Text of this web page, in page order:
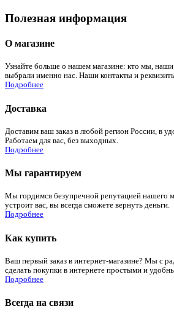
Полезная информация
О магазине
Узнайте больше о нашем магазине: кто мы,
выбрали именно нас. Наши контакты и
Подробнее
Доставка
Доставим ваш заказ в любой регион России, в
Работаем для вас, без выходных.
Подробнее
Мы гарантируем
Мы гордимся безупречной репутацией нашего
устроит вас, вы всегда сможете вернуть деньги.
Подробнее
Как купить
Ваш первый заказ в интернет-магазине? Мы с
сделать покупки в интернете простыми и
Подробнее
Всегда на связи